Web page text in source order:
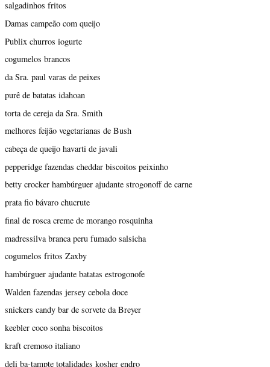
salgadinhos fritos
Damas campeão com queijo
Publix churros iogurte
cogumelos brancos
da Sra. paul varas de peixes
purê de batatas idahoan
torta de cereja da Sra. Smith
melhores feijão vegetarianas de Bush
cabeça de queijo havarti de javali
pepperidge fazendas cheddar biscoitos peixinho
betty crocker hambúrguer ajudante strogonoff de carne
prata fio bávaro chucrute
final de rosca creme de morango rosquinha
madressilva branca peru fumado salsicha
cogumelos fritos Zaxby
hambúrguer ajudante batatas estrogonofe
Walden fazendas jersey cebola doce
snickers candy bar de sorvete da Breyer
keebler coco sonha biscoitos
kraft cremoso italiano
deli ba-tampte totalidades kosher endro